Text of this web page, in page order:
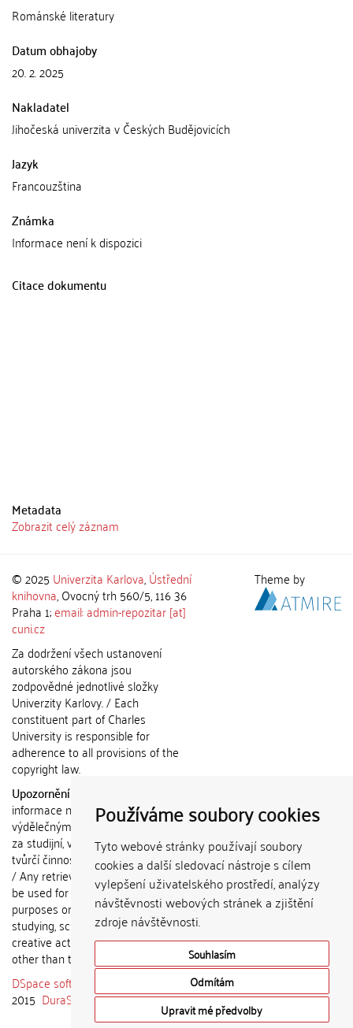
Používáme soubory cookies
Tyto webové stránky používají soubory
cookies a další sledovací nástroje s cílem
vylepšení uživatelského prostředí, analýzy
návštěvnosti webových stránek a zjištění
zdroje návštěvnosti.
Souhlasím
Odmítám
Upravit mé předvolby
Románské literatury
Datum obhajoby
20. 2. 2025
Nakladatel
Jihočeská univerzita v Českých Budějovicích
Jazyk
Francouzština
Známka
Informace není k dispozici
Citace dokumentu
Metadata
Zobrazit celý záznam
© 2025 Univerzita Karlova,Ústřední
knihovna, Ovocný trh 560/5, 116 36
Praha 1;email: admin-repozitar [at]
cuni.cz
Za dodržení všech ustanovení
autorského zákona jsou
zodpovědné jednotlivé složky
Univerzity Karlovy. / Each
constituent part of Charles
University is responsible for
adherence to all provisions of the
copyright law.
Upozornění / Notice:
informace nemohou být použity k
výdělečným účelům nebo vydávány
za studijní, vědeckou nebo jinou
tvůrčí činnost jiné osoby než autora.
/ Any retrieved information shall not
be used for any commercial
purposes or claimed as results of
studying, scientific or any other
creative activities of any person
other than the author.
DSpace software
copyright © 2002-
2015 DuraSpace
Theme by